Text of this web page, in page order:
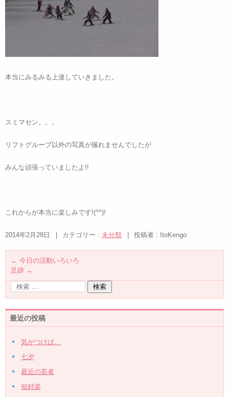
本当にみるみる上達していきました。
スミマセン。。。
リフトグループ以外の写真が撮れませんでしたが
みんな頑張っていましたよ!!
これからが本当に楽しみです!(^^)!
2014年2月28日 カテゴリー : 未分類 投稿者 : ItoKengo
← 今日の活動いろいろ
足跡 →
最近の投稿
気がつけば…
七夕
最近の若者
知好楽